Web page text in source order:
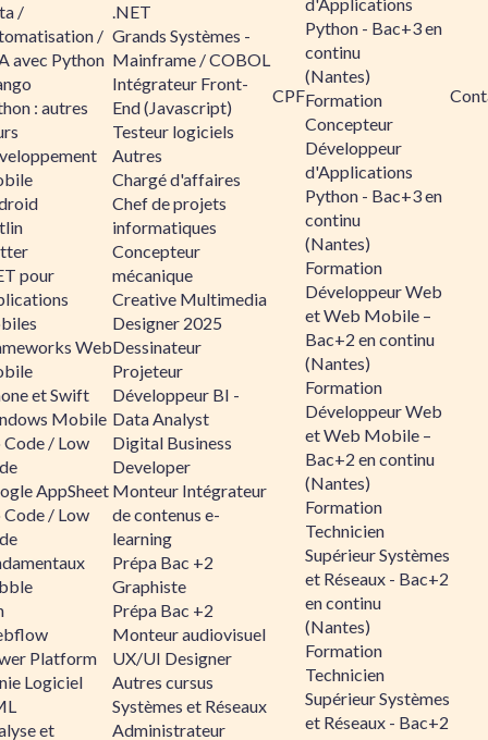
/
/
avec Python
: autres
pour
Web
et Swift
Mobile
/ Low
AppSheet
/ Low
Platform
Logiciel
et
.NET
Grands Systèmes -
Mainframe / COBOL
Intégrateur Front-
End (Javascript)
Testeur logiciels
Autres
Chargé d'affaires
Chef de projets
informatiques
Concepteur
mécanique
Creative Multimedia
Designer 2025
Dessinateur
Projeteur
Développeur BI -
Data Analyst
Digital Business
Developer
Monteur Intégrateur
de contenus e-
learning
Prépa Bac +2
Graphiste
Prépa Bac +2
Monteur audiovisuel
UX/UI Designer
Autres cursus
Systèmes et Réseaux
Administrateur
CPF
Python - Bac+3 en
continu
(Nantes)
Formation
Concepteur
Développeur
d'Applications
Python - Bac+3 en
continu
(Nantes)
Formation
Développeur Web
et Web Mobile –
Bac+2 en continu
(Nantes)
Formation
Développeur Web
et Web Mobile –
Bac+2 en continu
(Nantes)
Formation
Technicien
Supérieur Systèmes
et Réseaux - Bac+2
en continu
(Nantes)
Formation
Technicien
Supérieur Systèmes
et Réseaux - Bac+2